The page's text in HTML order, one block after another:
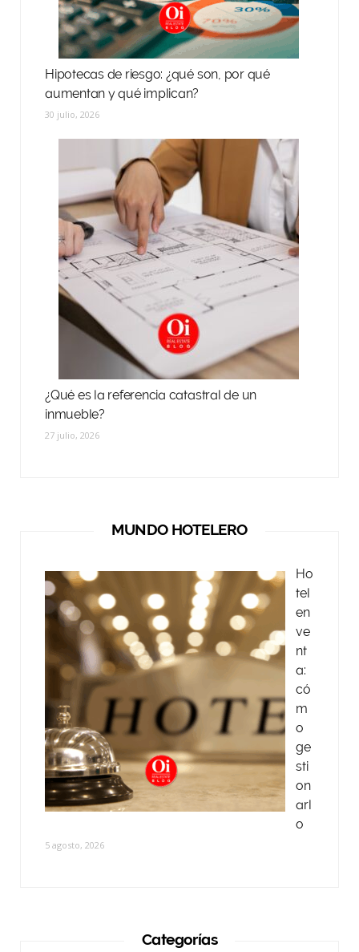
Hipotecas de riesgo: ¿qué son, por qué
aumentan y qué implican?
30 julio, 2026
¿Qué es la referencia catastral de un
inmueble?
27 julio, 2026
MUNDO HOTELERO
Ho
tel
en
ve
nt
a:
có
m
o
ge
sti
on
arl
o
5 agosto, 2026
Categorías